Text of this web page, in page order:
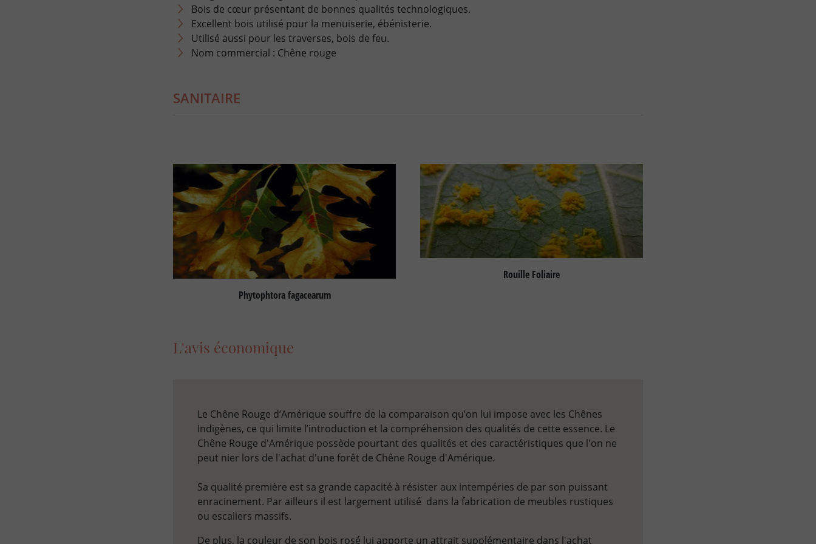
Bois de cœur présentant de bonnes qualités technologiques.
Excellent bois utilisé pour la menuiserie, ébénisterie.
Utilisé aussi pour les traverses, bois de feu.
Nom commercial : Chêne rouge
SANITAIRE
Phytophtora fagacearum
Rouille Foliaire
L'avis économique
Le Chêne Rouge d’Amérique souffre de la comparaison qu’on lui impose avec les Chênes
Indigènes, ce qui limite l’introduction et la compréhension des qualités de cette essence. Le
Chêne Rouge d'Amérique possède pourtant des qualités et des caractéristiques que l'on ne
peut nier lors de l'achat d'une forêt de Chêne Rouge d'Amérique.
Sa qualité première est sa grande capacité à résister aux intempéries de par son puissant
enracinement. Par ailleurs il est largement utilisé dans la fabrication de meubles rustiques
ou escaliers massifs.
De plus, la couleur de son bois rosé lui apporte un attrait supplémentaire dans l'achat